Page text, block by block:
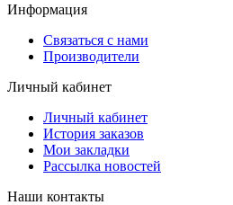
Информация
Связаться с нами
Производители
Личный кабинет
Личный кабинет
История заказов
Мои закладки
Рассылка новостей
Наши контакты